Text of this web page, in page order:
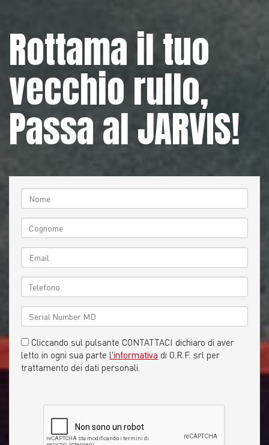
Rottama il tuo
vecchio rullo,
Passa al JARVIS!
Cliccando sul pulsante CONTATTACI dichiaro di aver
letto in ogni sua parte l'informativa di O.R.F. srl per
trattamento dei dati personali.